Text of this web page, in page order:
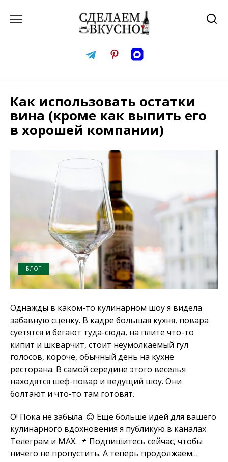
Как использовать остатки
вина (кроме как выпить его
в хорошей компании)
БЛОГ
Однажды в каком-то кулинарном шоу я видела
забавную сценку. В кадре большая кухня, повара
суетятся и бегают туда-сюда, на плите что-то
кипит и шкварчит, стоит неумолкаемый гул
голосов, короче, обычный день на кухне
ресторана. В самой середине этого веселья
находятся шеф-повар и ведущий шоу. Они
болтают и что-то там готовят.
О! Пока не забыла. 😊 Еще больше идей для вашего
кулинарного вдохновения я публикую в каналах
Телеграм и MAX. 📌 Подпишитесь сейчас, чтобы
ничего не пропустить. А теперь продолжаем…